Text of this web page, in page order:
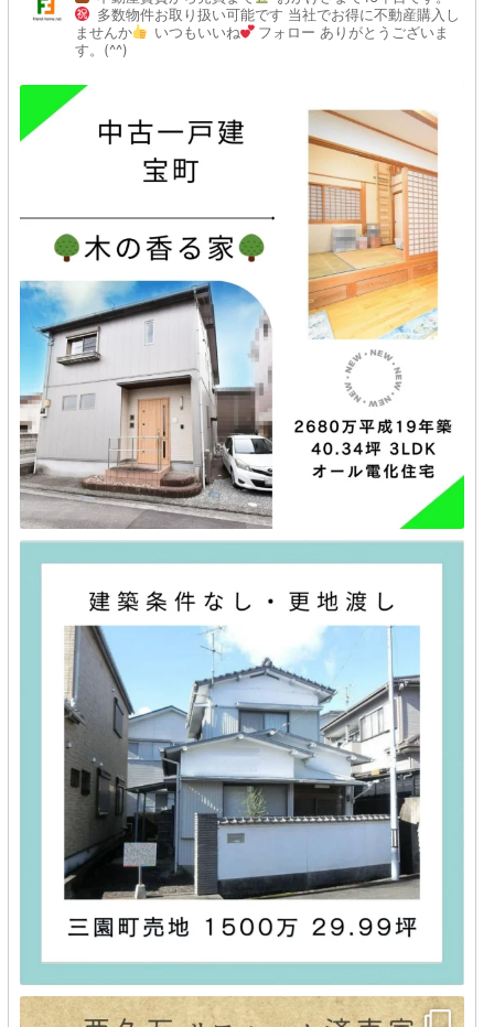
多数物件お取り扱い可能です 当社でお得に不動産購入し
ませんか
いつもいいね フォロー ありがとうございま
す。(^^)